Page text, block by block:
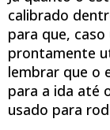
calibrado
para que,
prontamente
lembrar que o
para a ida até
usado para